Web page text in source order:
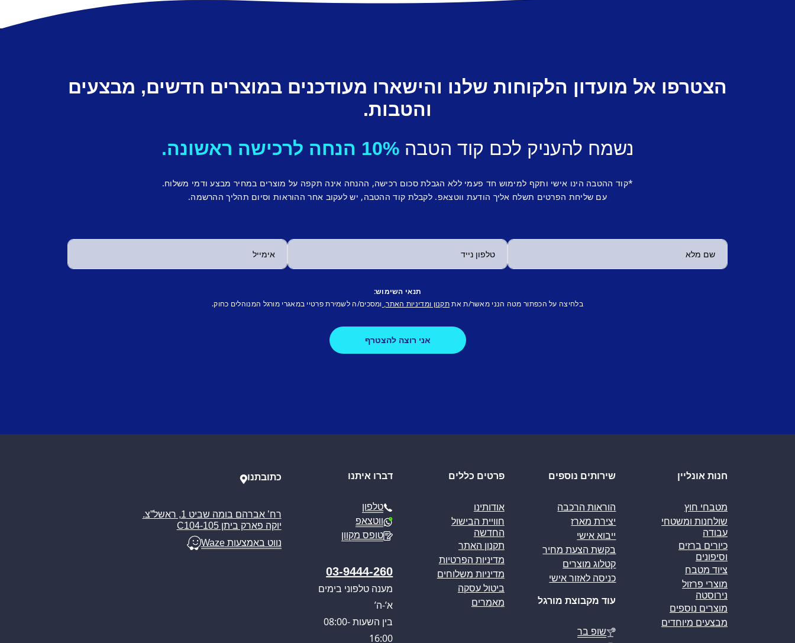
הצטרפו אל מועדון הלקוחות שלנו והישארו מעודכנים במוצרים חדשים, מבצעים
והטבות.
נשמח להעניק לכם קוד הטבה 10% הנחה לרכישה ראשונה.
*קוד ההטבה הינו אישי ותקף למימוש חד פעמי ללא הגבלת סכום רכישה, ההנחה אינה תקפה על מוצרים במחיר מבצע ודמי משלוח.
עם שליחת הפרטים תשלח אליך הודעת ווטצאפ. לקבלת קוד ההטבה, יש לעקוב אחר ההוראות וסיום תהליך ההרשמה.
תנאי השימוש:
בלחיצה על הכפתור מטה הנני מאשר/ת את תקנון ומדיניות האתר, ומסכים/ה לשמירת פרטיי במאגרי מורגל המנוהלים כחוק.
חנות אונליין
מטבחי חוץ
שולחנות ומשטחי
עבודה
כיורים ברזים
וסיפונים
ציוד מטבח
מוצרי פרזול
נירוסטה
מוצרים נוספים
מבצעים מיוחדים
שירותים נוספים
הוראות הרכבה
יצירת מארז
ייבוא אישי
בקשת הצעת מחיר
קטלוג מוצרים
כניסה לאזור אישי
עוד מקבוצת מורגל
שופ בר
פרטים כללים
אודותינו
חוויית הבישול
החדשה
תקנון האתר
מדיניות הפרטיות
מדיניות משלוחים
ביטול עסקה
מאמרים
דברו איתנו
טלפון
ווטצאפ
טופס מקוון
03-9444-260
מענה טלפוני בימים
א’-ה’
בין השעות 08:00-
16:00
כתובתנו
רח’ אברהם בומה שביט 1, ראשל”צ.
יוקה פארק ביתן C104-105
נווט באמצעות Waze